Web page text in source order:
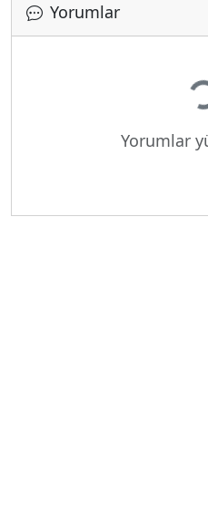
Yorumlar
Yorumlar